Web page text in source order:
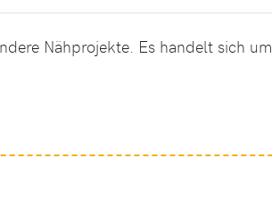
Nähprojekte. Es handelt sich um